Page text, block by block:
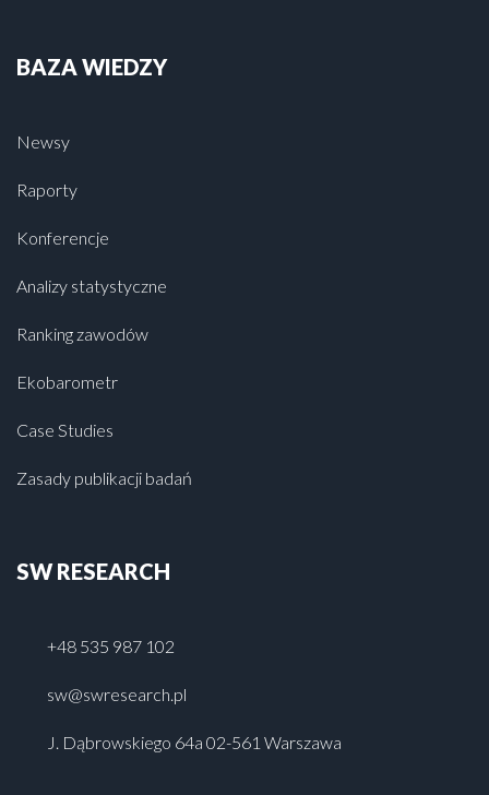
BAZA WIEDZY
Newsy
Raporty
Konferencje
Analizy statystyczne
Ranking zawodów
Ekobarometr
Case Studies
Zasady publikacji badań
SW RESEARCH
+48 535 987 102
sw@swresearch.pl
J. Dąbrowskiego 64a 02-561 Warszawa